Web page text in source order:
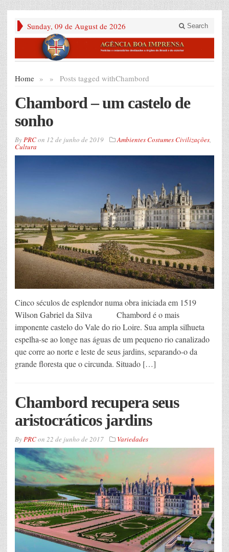
Sunday, 09 de August de 2026 Search
Home » Posts tagged with
» Chambord
Chambord – um castelo de
sonho
ByPRCon 12 de junho de 2019 Ambientes Costumes Civilizações,
Cultura
Cinco séculos de esplendor numa obra iniciada em 1519
Wilson Gabriel da Silva Chambord é o mais
imponente castelo do Vale do rio Loire. Sua ampla silhueta
espelha-se ao longe nas águas de um pequeno rio canalizado
que corre ao norte e leste de seus jardins, separando-o da
grande floresta que o circunda. Situado […]
Chambord recupera seus
aristocráticos jardins
ByPRCon 22 de junho de 2017 Variedades